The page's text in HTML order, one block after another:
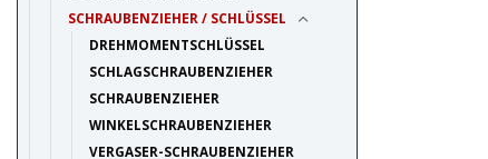
SCHRAUBENZIEHER / SCHLÜSSEL
DREHMOMENTSCHLÜSSEL
SCHLAGSCHRAUBENZIEHER
SCHRAUBENZIEHER
WINKELSCHRAUBENZIEHER
VERGASER-SCHRAUBENZIEHER